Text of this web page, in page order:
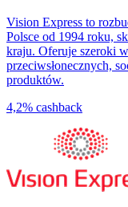
Vision Express to
Polsce od 1994 roku,
kraju. Oferuje szeroki
przeciwsłonecznych,
produktów.
4,2% cashback